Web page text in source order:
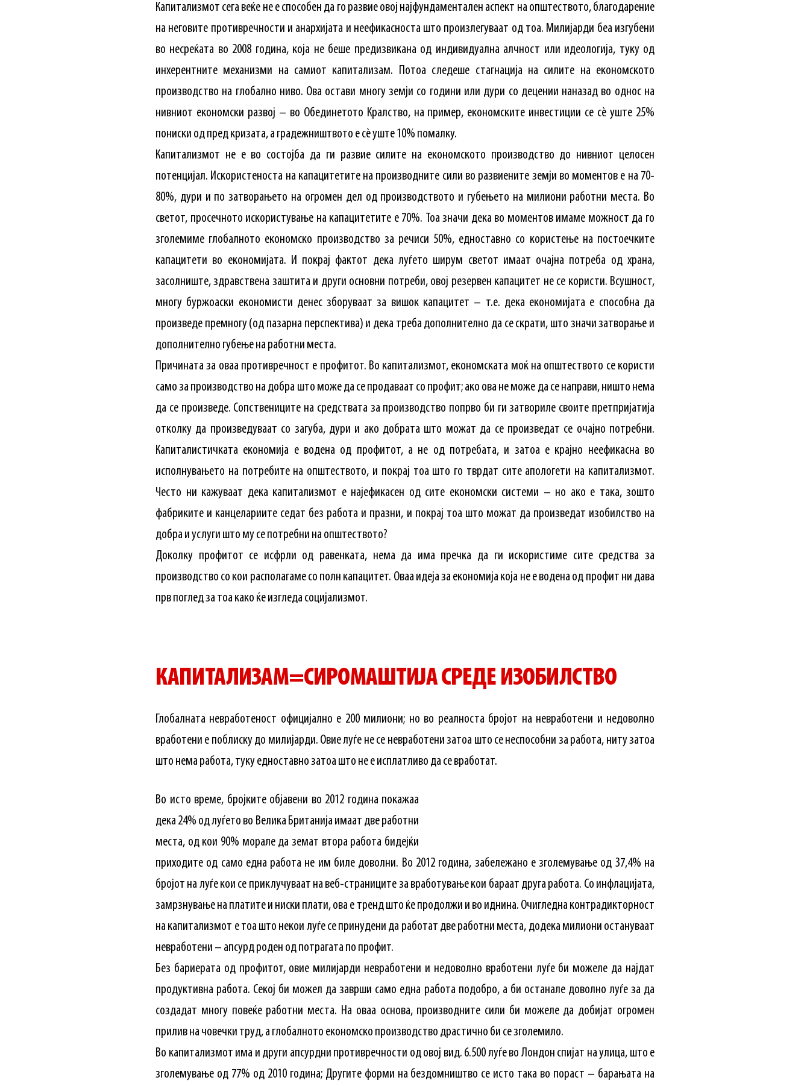
Капитализмот сега веќе не е способен да го развие овој најфундаментален аспект на општеството, благодарение
на неговите противречности и анархијата и неефикасноста што произлегуваат од тоа. Милијарди беа изгубени
во несреќата во 2008 година, која не беше предизвикана од индивидуална алчност или идеологија, туку од
инхерентните механизми на самиот капитализам. Потоа следеше стагнација на силите на економското
производство на глобално ниво. Ова остави многу земји со години или дури со децении наназад во однос на
нивниот економски развој – во Обединетото Кралство, на пример, економските инвестиции се сè уште 25%
пониски од пред кризата, а градежништвото е сè уште 10% помалку.
Капитализмот не е во состојба да ги развие силите на економското производство до нивниот целосен
потенцијал. Искористеноста на капацитетите на производните сили во развиените земји во моментов е на 70-
80%, дури и по затворањето на огромен дел од производството и губењето на милиони работни места. Во
светот, просечното искористување на капацитетите е 70%. Тоа значи дека во моментов имаме можност да го
зголемиме глобалното економско производство за речиси 50%, едноставно со користење на постоечките
капацитети во економијата. И покрај фактот дека луѓето ширум светот имаат очајна потреба од храна,
засолниште, здравствена заштита и други основни потреби, овој резервен капацитет не се користи. Всушност,
многу буржоаски економисти денес зборуваат за вишок капацитет – т.е. дека економијата е способна да
произведе премногу (од пазарна перспектива) и дека треба дополнително да се скрати, што значи затворање и
дополнително губење на работни места.
Причината за оваа противречност е профитот. Во капитализмот, економската моќ на општеството се користи
само за производство на добра што може да се продаваат со профит; ако ова не може да се направи, ништо нема
да се произведе. Сопствениците на средствата за производство попрво би ги затвориле своите претпријатија
отколку да произведуваат со загуба, дури и ако добрата што можат да се произведат се очајно потребни.
Капиталистичката економија е водена од профитот, а не од потребата, и затоа е крајно неефикасна во
исполнувањето на потребите на општеството, и покрај тоа што го тврдат сите апологети на капитализмот.
Често ни кажуваат дека капитализмот е најефикасен од сите економски системи – но ако е така, зошто
фабриките и канцелариите седат без работа и празни, и покрај тоа што можат да произведат изобилство на
добра и услуги што му се потребни на општеството?
Доколку профитот се исфрли од равенката, нема да има пречка да ги искористиме сите средства за
производство со кои располагаме со полн капацитет. Оваа идеја за економија која не е водена од профит ни дава
прв поглед за тоа како ќе изгледа социјализмот.
КАПИТАЛИЗАМ=СИРОМАШТИЈА СРЕДЕ ИЗОБИЛСТВО
Глобалната невработеност официјално е 200 милиони; но во реалноста бројот на невработени и недоволно
вработени е поблиску до милијарди. Овие луѓе не се невработени затоа што се неспособни за работа, ниту затоа
што нема работа, туку едноставно затоа што не е исплатливо да се вработат.
Во исто време, бројките објавени во 2012 година покажаа
дека 24% од луѓето во Велика Британија имаат две работни
места, од кои 90% морале да земат втора работа бидејќи
приходите од само една работа не им биле доволни. Во 2012 година, забележано е зголемување од 37,4% на
бројот на луѓе кои се приклучуваат на веб-страниците за вработување кои бараат друга работа. Со инфлацијата,
замрзнување на платите и ниски плати, ова е тренд што ќе продолжи и во иднина. Очигледна контрадикторност
на капитализмот е тоа што некои луѓе се принудени да работат две работни места, додека милиони остануваат
невработени – апсурд роден од потрагата по профит.
Без бариерата од профитот, овие милијарди невработени и недоволно вработени луѓе би можеле да најдат
продуктивна работа. Секој би можел да заврши само една работа подобро, а би останале доволно луѓе за да
создадат многу повеќе работни места. На оваа основа, производните сили би можеле да добијат огромен
прилив на човечки труд, а глобалното економско производство драстично би се зголемило.
Во капитализмот има и други апсурдни противречности од овој вид. 6.500 луѓе во Лондон спијат на улица, што е
зголемување од 77% од 2010 година; Другите форми на бездомништво се исто така во пораст – барањата на